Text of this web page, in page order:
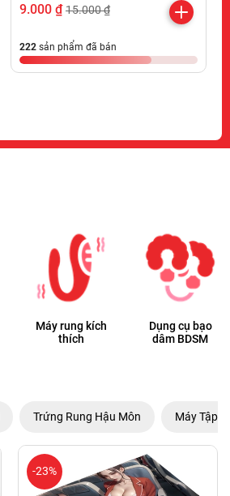
9.000 ₫ 15.000 ₫
222 sản phẩm đã bán
Máy rung kích
thích
Dụng cụ bạo
dâm BDSM
Trứng Rung Hậu Môn Máy Tập
-23%